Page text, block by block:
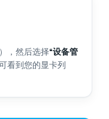
，然后选择“设备管
看到您的显卡列